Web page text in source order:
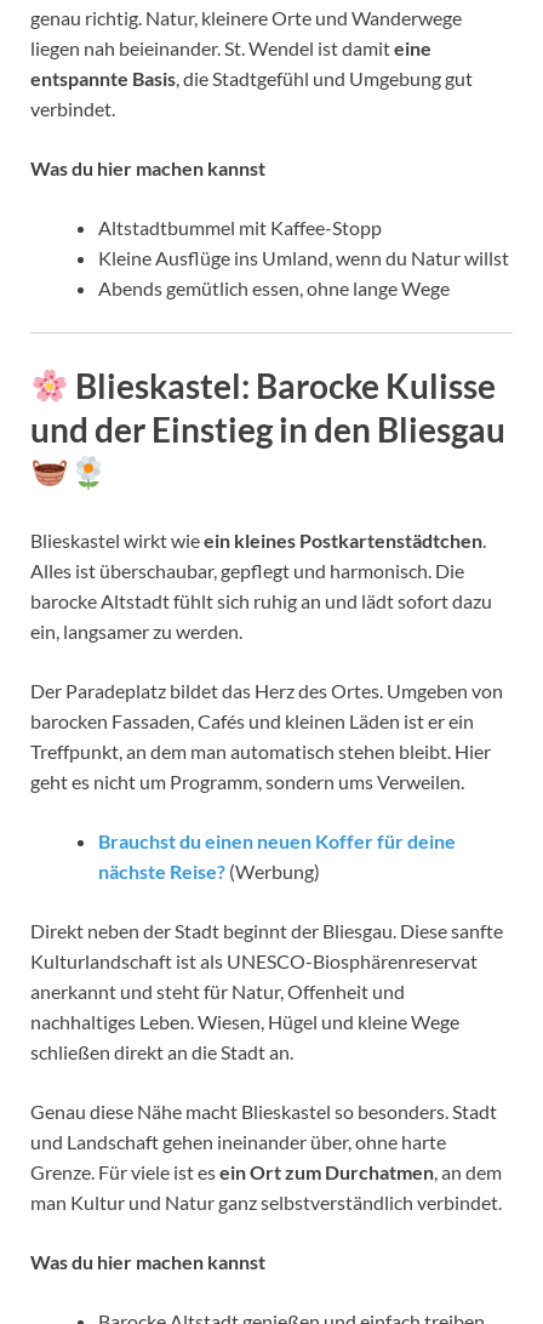
genau richtig. Natur, kleinere Orte und Wanderwege
liegen nah beieinander. St. Wendel ist damiteine
entspannte Basis, die Stadtgefühl und Umgebung gut
verbindet.
Was du hier machen kannst
Altstadtbummel mit Kaffee-Stopp
Kleine Ausflüge ins Umland, wenn du Natur willst
Abends gemütlich essen, ohne lange Wege
Blieskastel: Barocke Kulisse
und der Einstieg in den Bliesgau
Blieskastel wirkt wieein kleines Postkartenstädtchen.
Alles ist überschaubar, gepflegt und harmonisch. Die
barocke Altstadt fühlt sich ruhig an und lädt sofort dazu
ein, langsamer zu werden.
Der Paradeplatz bildet das Herz des Ortes. Umgeben von
barocken Fassaden, Cafés und kleinen Läden ist er ein
Treffpunkt, an dem man automatisch stehen bleibt. Hier
geht es nicht um Programm, sondern ums Verweilen.
Brauchst du einen neuen Koffer für deine
nächste Reise? (Werbung)
Direkt neben der Stadt beginnt der Bliesgau. Diese sanfte
Kulturlandschaft ist als UNESCO-Biosphärenreservat
anerkannt und steht für Natur, Offenheit und
nachhaltiges Leben. Wiesen, Hügel und kleine Wege
schließen direkt an die Stadt an.
Genau diese Nähe macht Blieskastel so besonders. Stadt
und Landschaft gehen ineinander über, ohne harte
Grenze. Für viele ist esein Ort zum Durchatmen, an dem
man Kultur und Natur ganz selbstverständlich verbindet.
Was du hier machen kannst